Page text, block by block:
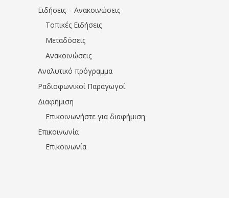
Ειδήσεις – Ανακοινώσεις
Τοπικές Ειδήσεις
Μεταδόσεις
Ανακοινώσεις
Αναλυτικό πρόγραμμα
Ραδιοφωνικοί Παραγωγοί
Διαφήμιση
Επικοινωνήστε για διαφήμιση
Επικοινωνία
Επικοινωνία